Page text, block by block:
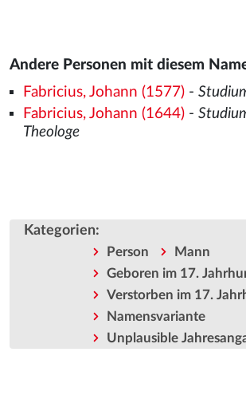
Andere Personen mit diesem
Fabricius, Johann (1577)-
Fabricius, Johann (1644)-
Theologe
Kategorien:
Person
Mann
Geboren im 17.
Verstorben im 17.
Namensvariante
Unplausible